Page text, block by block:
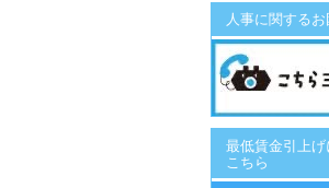
人事に関するお
最低賃金引上
こちら